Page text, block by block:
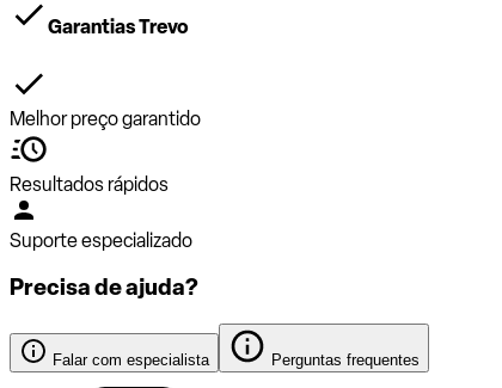
Garantias Trevo
Melhor preço garantido
Resultados rápidos
Suporte especializado
Precisa de ajuda?
Falar com especialista Perguntas frequentes